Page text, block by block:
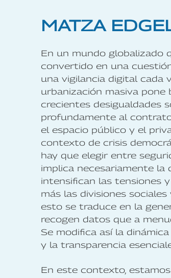
MATZA
En un mundo globalizado
convertido en una
una vigilancia digital cada
urbanización masiva pone
crecientes desigualdades
profundamente al
el espacio público y el
contexto de crisis
hay que elegir entre
implica necesariamente la
intensifican las tensiones
más las divisiones
esto se traduce en la
recogen datos que a
Se modifica así la
y la transparencia
En este contexto,